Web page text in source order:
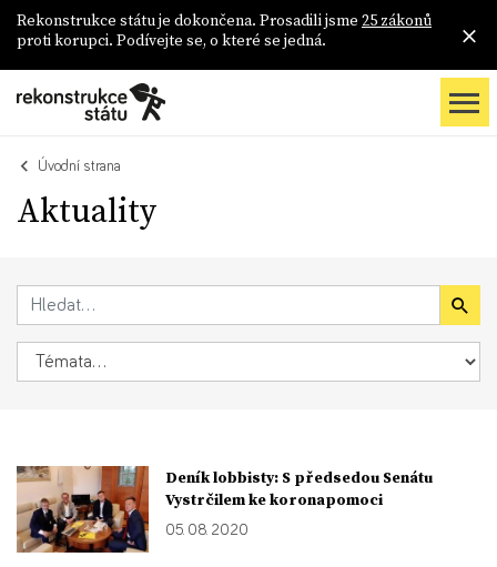
Rekonstrukce státu je dokončena. Prosadili jsme 25 zákonů
proti korupci. Podívejte se, o které se jedná.
Úvodní strana
Aktuality
Deník lobbisty: S předsedou Senátu
Vystrčilem ke koronapomoci
05. 08. 2020